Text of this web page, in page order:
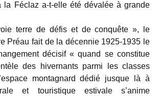
la Féclaz a-t-elle été dévalée à grande
terre de défis et de conquête », le
Préau fait de la décennie 1925-1935 le
décisif « quand se constitue
des hivernants parmi les classes
montagnard dédié jusque là à
et touristique estivale s’anime